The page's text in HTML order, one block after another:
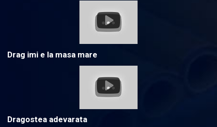
Drag imi e la masa mare
Dragostea adevarata